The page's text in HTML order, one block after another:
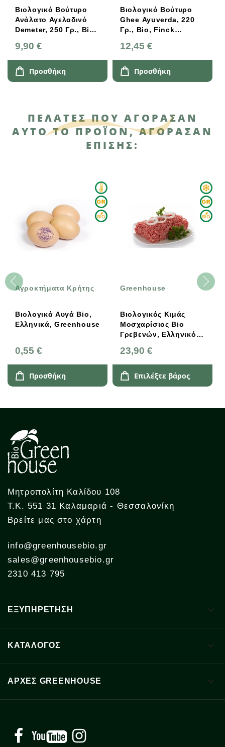
Βιολογικό Βούτυρο
Ανάλατο Αγελαδινό
Demeter, 250 Γρ., Bio,
9,90 €
Προσθήκη
Βιολογικό Βούτυρο
Ghee Ayuverda, 220
Γρ., Bio, Finck
12,45 €
Προσθήκη
ΠΕΛΆΤΕΣ ΠΟΥ ΑΓΌΡΑΣΑΝ
ΑΥΤΌ ΤΟ ΠΡΟΪΌΝ, ΑΓΌΡΑΣΑΝ
ΕΠΊΣΗΣ:
Αγροκτήματα Κρήτης
Βιολογικά Αυγά Bio,
Ελληνικά, Greenhouse
0,55 €
Προσθήκη
Greenhouse
Βιολογικός Κιμάς
Μοσχαρίσιος Bio
Γρεβενών, Ελληνικός,
23,90 €
Επιλέξτε βάρος
Μητροπολίτη Καλίδου 108
Τ.Κ. 551 31 Καλαμαριά - Θεσσαλονίκη
Βρείτε μας στο χάρτη
info@greenhousebio.gr
sales@greenhousebio.gr
2310 413 795
ΕΞΥΠΗΡΕΤΗΣΗ 
ΚΑΤΑΛΟΓΟΣ 
ΑΡΧΈΣ GREENHOUSE 
Facebook YouTube